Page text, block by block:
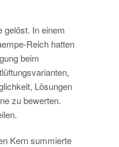
gelöst. In einem
Reich hatten
beim
Lösungen
zu bewerten.
Kern summierte